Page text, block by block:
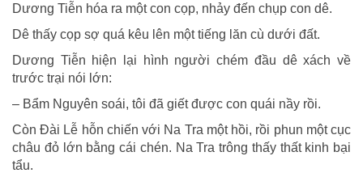
Dương Tiễn hóa ra một con cọp, nhảy đến chụp con dê.
Dê thấy cọp sợ quá kêu lên một tiếng lăn cù dưới đất.
Dương Tiễn hiện lại hình người chém đầu dê xách về
trước trại nói lớn:
– Bẩm Nguyên soái, tôi đã giết được con quái nầy rồi.
Còn Ðài Lễ hỗn chiến với Na Tra một hồi, rồi phun một cục
châu đỏ lớn bằng cái chén. Na Tra trông thấy thất kinh bại
tẩu.